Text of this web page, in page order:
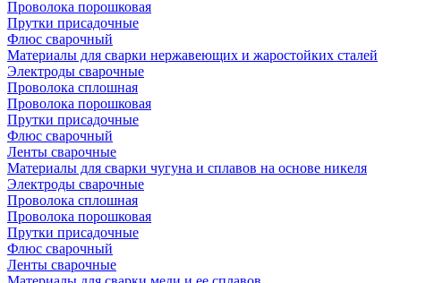
Проволока порошковая
Прутки присадочные
Флюс сварочный
Материалы для сварки нержавеющих и жаростойких сталей
Электроды сварочные
Проволока сплошная
Проволока порошковая
Прутки присадочные
Флюс сварочный
Ленты сварочные
Материалы для сварки чугуна и сплавов на основе никеля
Электроды сварочные
Проволока сплошная
Проволока порошковая
Прутки присадочные
Флюс сварочный
Ленты сварочные